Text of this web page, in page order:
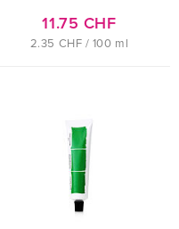
11.75 CHF
2.35 CHF / 100 ml